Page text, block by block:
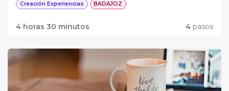
Creación Experiencias BADAJOZ
4 horas 30 minutos 4 pasos